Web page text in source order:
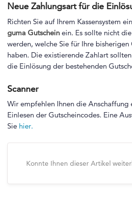
Neue Zahlungsart für die
Richten Sie auf Ihrem Kassensystem
guma Gutschein ein. Es sollte nicht
werden, welche Sie für Ihre
haben. Die existierende Zahlart
die Einlösung der bestehenden
Scanner
Wir empfehlen Ihnen die Anschaffung
Einlesen der Gutscheincodes. Eine
Sie hier.
Konnte Ihnen dieser Artikel